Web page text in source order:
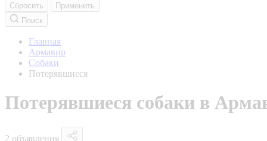
Сбросить
Применить
Поиск
Главная
Армавир
Собаки
Потерявшиеся
Потерявшиеся собаки в
2 объявления